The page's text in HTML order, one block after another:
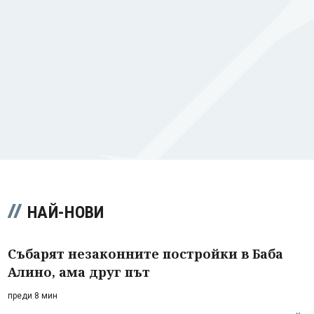
НАЙ-НОВИ
Събарят незаконните постройки в Баба
Алино, ама друг път
преди 8 мин